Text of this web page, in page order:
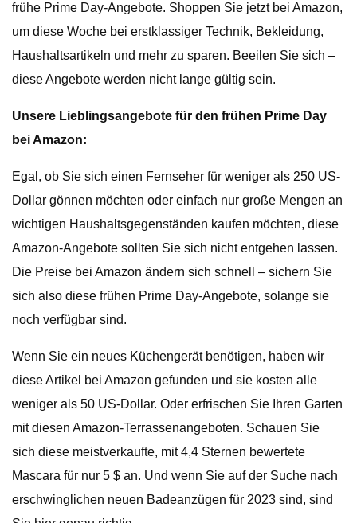
frühe Prime Day-Angebote. Shoppen Sie jetzt bei Amazon,
um diese Woche bei erstklassiger Technik, Bekleidung,
Haushaltsartikeln und mehr zu sparen. Beeilen Sie sich –
diese Angebote werden nicht lange gültig sein.
Unsere Lieblingsangebote für den frühen Prime Day
bei Amazon:
Egal, ob Sie sich einen Fernseher für weniger als 250 US-
Dollar gönnen möchten oder einfach nur große Mengen an
wichtigen Haushaltsgegenständen kaufen möchten, diese
Amazon-Angebote sollten Sie sich nicht entgehen lassen.
Die Preise bei Amazon ändern sich schnell – sichern Sie
sich also diese frühen Prime Day-Angebote, solange sie
noch verfügbar sind.
Wenn Sie ein neues Küchengerät benötigen, haben wir
diese Artikel bei Amazon gefunden und sie kosten alle
weniger als 50 US-Dollar. Oder erfrischen Sie Ihren Garten
mit diesen Amazon-Terrassenangeboten. Schauen Sie
sich diese meistverkaufte, mit 4,4 Sternen bewertete
Mascara für nur 5 $ an. Und wenn Sie auf der Suche nach
erschwinglichen neuen Badeanzügen für 2023 sind, sind